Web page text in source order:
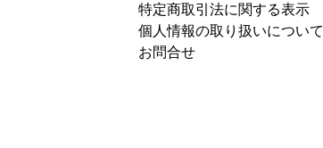
特定商取引法に関する表示
個人情報の取り扱いについて
お問合せ